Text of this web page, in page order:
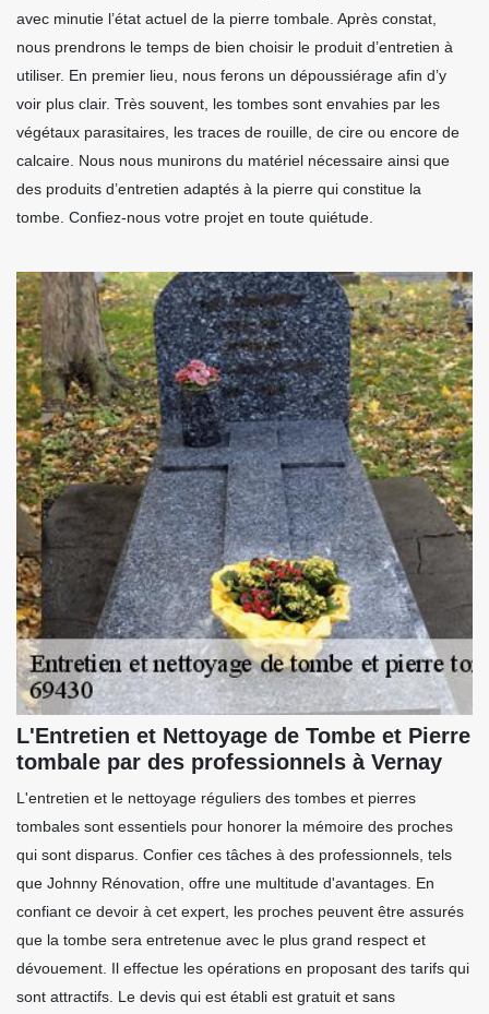
avec minutie l’état actuel de la pierre tombale. Après constat,
nous prendrons le temps de bien choisir le produit d’entretien à
utiliser. En premier lieu, nous ferons un dépoussiérage afin d’y
voir plus clair. Très souvent, les tombes sont envahies par les
végétaux parasitaires, les traces de rouille, de cire ou encore de
calcaire. Nous nous munirons du matériel nécessaire ainsi que
des produits d’entretien adaptés à la pierre qui constitue la
tombe. Confiez-nous votre projet en toute quiétude.
L'Entretien et Nettoyage de Tombe et Pierre
tombale par des professionnels à Vernay
L'entretien et le nettoyage réguliers des tombes et pierres
tombales sont essentiels pour honorer la mémoire des proches
qui sont disparus. Confier ces tâches à des professionnels, tels
que Johnny Rénovation, offre une multitude d'avantages. En
confiant ce devoir à cet expert, les proches peuvent être assurés
que la tombe sera entretenue avec le plus grand respect et
dévouement. Il effectue les opérations en proposant des tarifs qui
sont attractifs. Le devis qui est établi est gratuit et sans